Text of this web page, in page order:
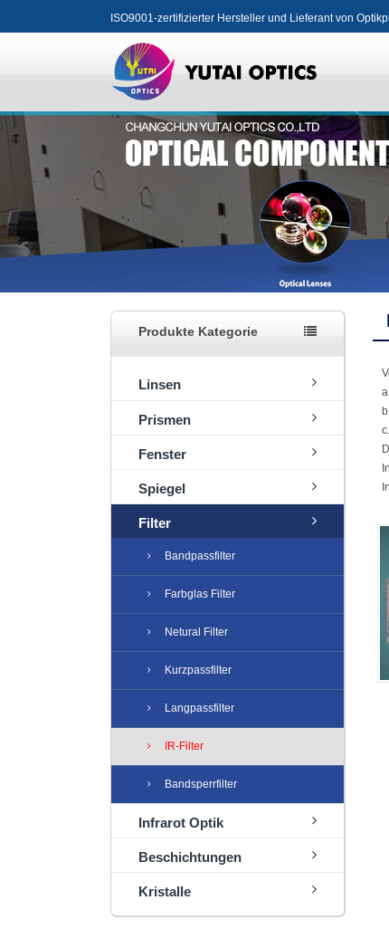
ISO9001-zertifizierter Hersteller und Lieferant von
Produkte Kategorie
Linsen
Prismen
Fenster
Spiegel
Filter
Bandpassfilter
Farbglas Filter
Netural Filter
Kurzpassfilter
Langpassfilter
IR-Filter
Bandsperrfilter
Infrarot Optik
Beschichtungen
Kristalle